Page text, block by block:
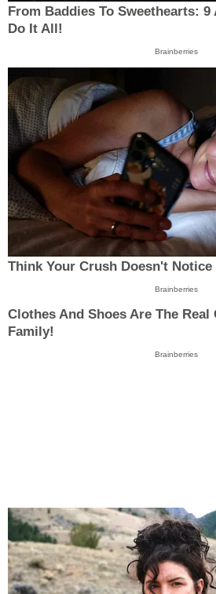
From Baddies To Sweethearts:
Do It All!
Brainberries
Think Your Crush Doesn't
Brainberries
Clothes And Shoes Are The
Family!
Brainberries